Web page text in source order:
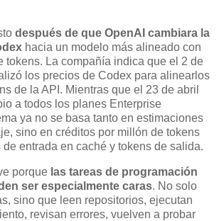
después de que OpenAI cambiara la
hacia un modelo más alineado con
tokens. La compañía indica que el 2 de
los precios de Codex para alinearlos
de la API. Mientras que el 23 de abril
a todos los planes Enterprise
ya no se basa tanto en estimaciones
sino en créditos por millón de tokens
entrada en caché y tokens de salida.
porque las tareas de programación
ser especialmente caras. No solo
sino que leen repositorios, ejecutan
revisan errores, vuelven a probar